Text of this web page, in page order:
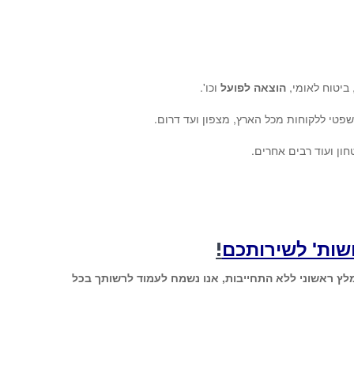
ביטוח לאומי,הוצאה לפועל וכו'.
ללקוחות מכל הארץ, מצפון ועד דרום.
ועוד רבים אחרים.
לשירותכם!
ראשוני ללא התחייבות, אנו נשמח לעמוד לרשותך בכל